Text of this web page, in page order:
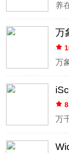
养
万
万